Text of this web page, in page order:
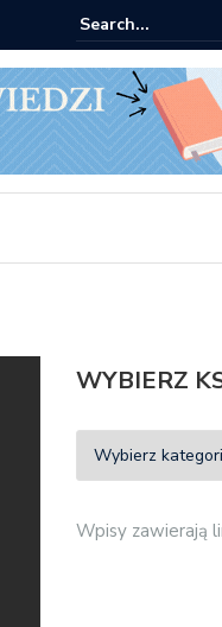
Gdzie kupić: Mieczysław
WYBIERZ
Wpisy zawierają